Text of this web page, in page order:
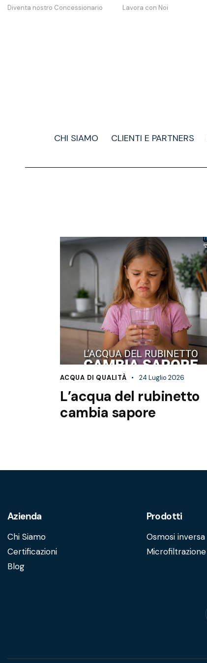
Diventa nostro Concessionario Lavora con Noi
CHI SIAMO CLIENTI E PARTNERS
ACQUA DI QUALITÀ 24 Luglio 2026
L’acqua del rubinetto
cambia sapore
Azienda
Chi Siamo
Certificazioni
Blog
Prodotti
Osmosi inversa
Microfiltrazione